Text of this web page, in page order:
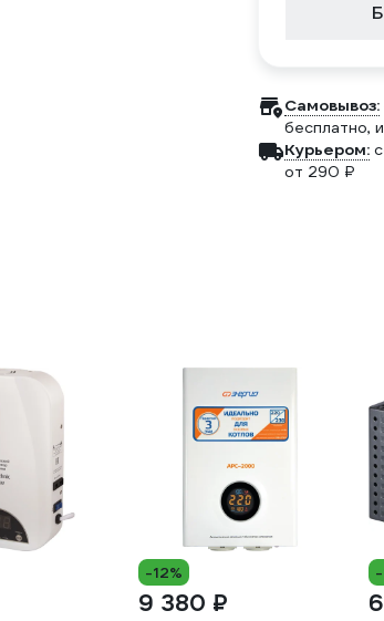
Самовывоз:
бесплатно,
Курьером:
от 290 ₽
-12%
9 380 ₽
-